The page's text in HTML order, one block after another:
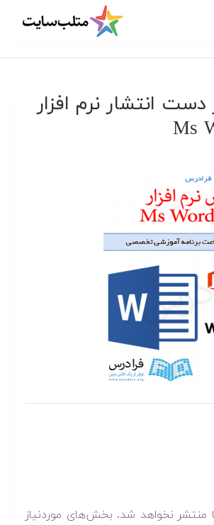
انتشار نرم افزار
Ms
منتشر نخواهد شد. بخش‌های موردنیاز